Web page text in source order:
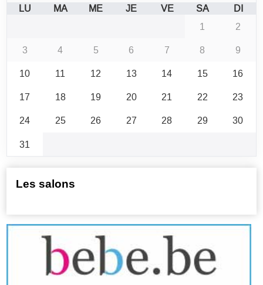
LU MA ME JE VE SA
DI
1
2
3
4 5 6 7 8
9
10
11 12 13 14 15
16
17
18 19 20 21 22
23
24
25 26 27 28 29
30
31
Les salons